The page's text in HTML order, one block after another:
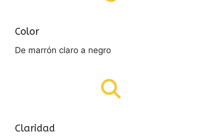
Color
De marrón claro a negro
Claridad